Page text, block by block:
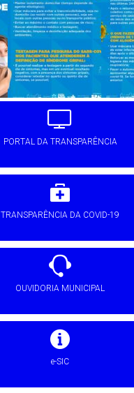
PORTAL DA TRANSPARÊNCIA
TRANSPARÊNCIA DA COVID-19
OUVIDORIA MUNICIPAL
e-SIC